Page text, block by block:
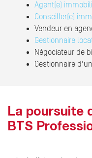
Agent(e)
Conseiller(e)
Vendeur en
Gestionnaire
Négociateur de
Gestionnaire
La poursuite
BTS